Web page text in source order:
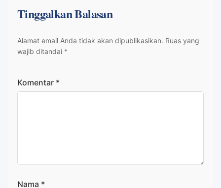
Tinggalkan Balasan
Alamat email Anda tidak akan dipublikasikan. Ruas yang
wajib ditandai *
Komentar *
Nama *